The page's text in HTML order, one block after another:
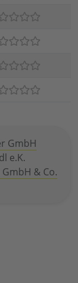
GmbH
e.K.
& Co.